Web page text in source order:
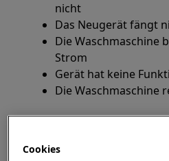
nicht
Das Neugerät fängt
Die Waschmaschine
Strom
Gerät hat keine
Die Waschmaschine
Frontlader-
Cookies